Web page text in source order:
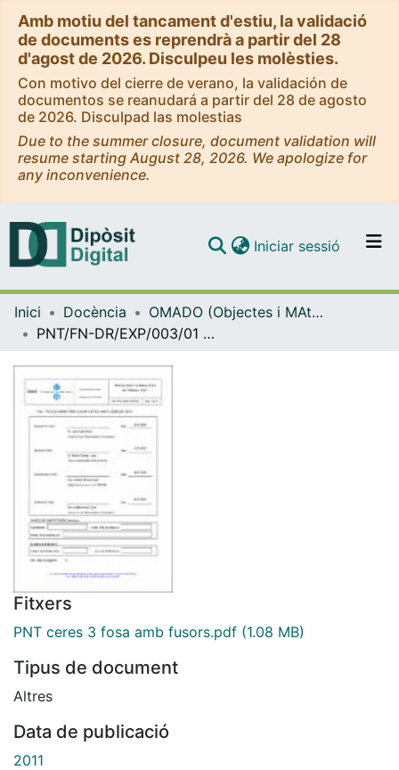
Amb motiu del tancament d'estiu, la validació
de documents es reprendrà a partir del 28
d'agost de 2026. Disculpeu les molèsties.
Con motivo del cierre de verano, la validación de
documentos se reanudará a partir del 28 de agosto
de 2026. Disculpad las molestias
Due to the summer closure, document validation will
resume starting August 28, 2026. We apologize for
any inconvenience.
Navega per tot el DD
Iniciar sessió (current)
Inici Docència
OMADO (Objectes i MAterials DOcents)
PNT/FN-DR/EXP/003/01 Procediment per fondre ceres amb fusors de ceres
Fitxers
PNT ceres 3 fosa amb fusors.pdf (1.08 MB)
Tipus de document
Altres
Data de publicació
2011